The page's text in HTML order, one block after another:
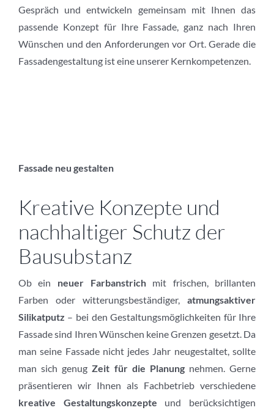
Gespräch und entwickeln gemeinsam mit Ihnen das
passende Konzept für Ihre Fassade, ganz nach Ihren
Wünschen und den Anforderungen vor Ort. Gerade die
Fassadengestaltung ist eine unserer Kernkompetenzen.
Fassade neu gestalten
Kreative Konzepte und
nachhaltiger Schutz der
Bausubstanz
Ob ein neuer Farbanstrichmit frischen, brillanten
Farben oder witterungsbeständiger,atmungsaktiver
Silikatputz – bei den Gestaltungsmöglichkeiten für Ihre
Fassade sind Ihren Wünschen keine Grenzen gesetzt. Da
man seine Fassade nicht jedes Jahr neugestaltet, sollte
man sich genugZeit für die Planungnehmen. Gerne
präsentieren wir Ihnen als Fachbetrieb verschiedene
kreative Gestaltungskonzepte und berücksichtigen